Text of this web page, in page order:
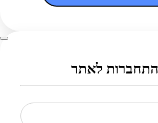
התחברות לאתר